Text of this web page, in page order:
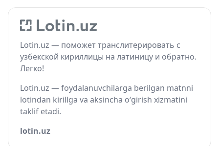
Lotin.uz — поможет транслитерировать с
узбекской кириллицы на латиницу и обратно.
Легко!
Lotin.uz — foydalanuvchilarga berilgan matnni
lotindan kirillga va aksincha o‘girish xizmatini
taklif etadi.
lotin.uz